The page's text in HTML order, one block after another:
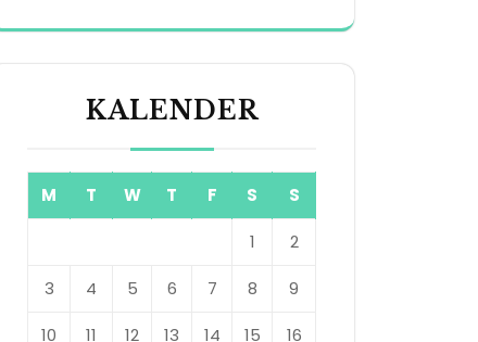
KALENDER
M T W T F S S
1 2
3 4 5 6 7 8 9
10 11 12 13 14 15 16